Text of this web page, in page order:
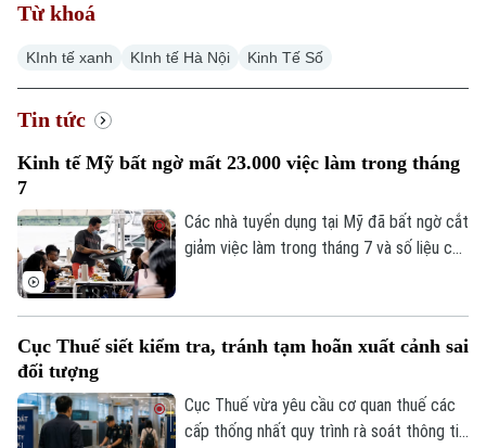
Từ khoá
KInh tế xanh KInh tế Hà Nội Kinh Tế Số
Tin tức
Kinh tế Mỹ bất ngờ mất 23.000 việc làm trong tháng
7
Các nhà tuyển dụng tại Mỹ đã bất ngờ cắt
giảm việc làm trong tháng 7 và số liệu của
trưởng bất ngờ vào đầu năm nay.
Cục Thuế siết kiểm tra, tránh tạm hoãn xuất cảnh sai
đối tượng
Cục Thuế vừa yêu cầu cơ quan thuế các
cấp thống nhất quy trình rà soát thông tin